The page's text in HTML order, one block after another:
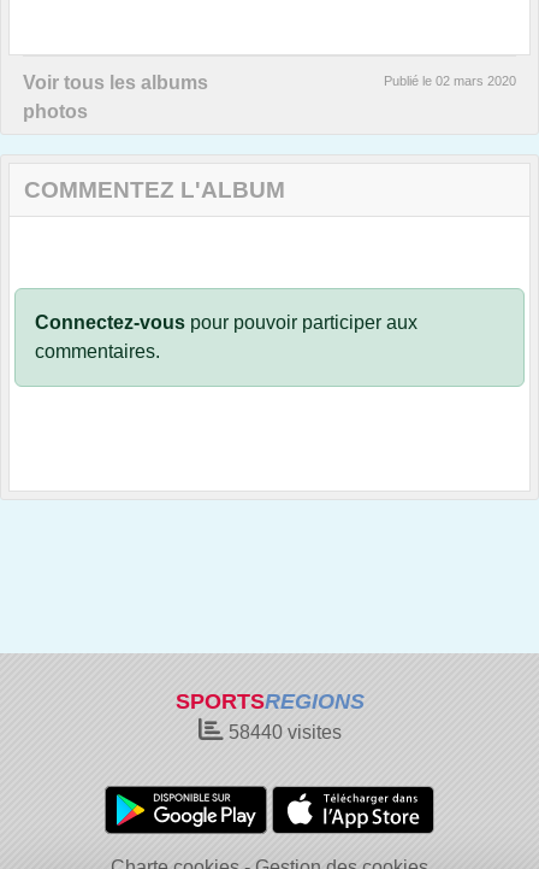
Voir tous les albums
photos
Publié le 02 mars 2020
COMMENTEZ L'ALBUM
Connectez-vous pour pouvoir participer aux
commentaires.
SPORTSREGIONS
58440visites